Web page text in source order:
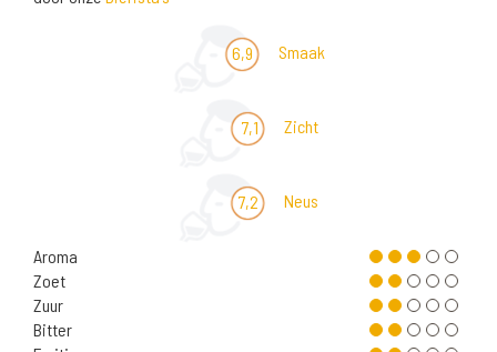
6,9 Smaak
7,1 Zicht
7,2 Neus
Aroma
Zoet
Zuur
Bitter